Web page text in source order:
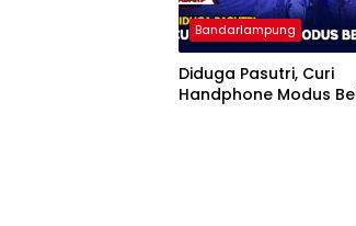
Bandarlampung
Diduga Pasutri, Curi
Handphone Modus